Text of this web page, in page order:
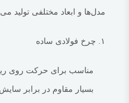
بنادر و اسکله‌ها
انبارهای بزرگ و مراکز توزیع
کارخانجات سیمان و پتروشیمی
مدل‌ها و ابعاد مختلفی تولید
۱. چرخ فولادی ساده
مناسب برای حرکت روی
بسیار مقاوم در برابر سایش